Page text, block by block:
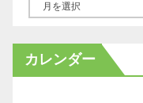
カ
イ
カレンダー